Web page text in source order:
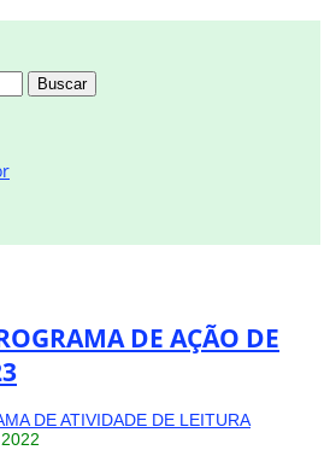
Buscar
DE AÇÃO DE
DE ATIVIDADE DE LEITURA